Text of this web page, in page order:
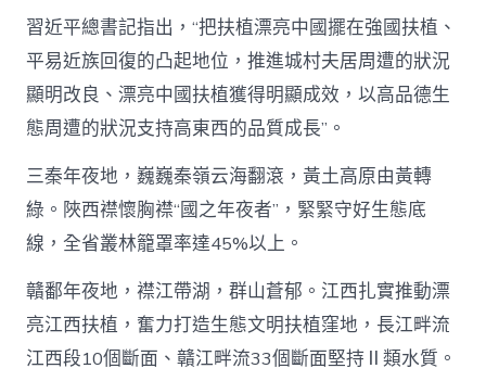
態
“含
綠
量”
晉
陞
成
長
“含
金
量”
（高
質
甜
心
寶
物
習近平總書記指出，“把扶植漂亮中國擺在強國扶植、
平易近族回復的凸起地位，推進城村夫居周遭的狀況
顯明改良、漂亮中國扶植獲得明顯成效，以高品德生
態周遭的狀況支持高東西的品質成長”。
三秦年夜地，巍巍秦嶺云海翻滾，黃土高原由黃轉
綠。陜西襟懷胸襟“國之年夜者”，緊緊守好生態底
線，全省叢林籠罩率達45%以上。
贛鄱年夜地，襟江帶湖，群山蒼郁。江西扎實推動漂
亮江西扶植，奮力打造生態文明扶植窪地，長江畔流
江西段10個斷面、贛江畔流33個斷面堅持Ⅱ類水質。